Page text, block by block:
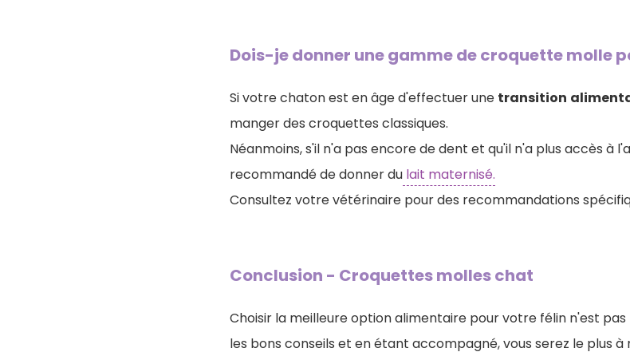
Dois-je donner une gamme de croquette molle
Si votre chaton est en âge d'effectuer une transition
manger des croquettes classiques.
Néanmoins, s'il n'a pas encore de dent et qu'il n'a plus accès à
recommandé de donner du lait maternisé.
Consultez votre vétérinaire pour des recommandations
Conclusion - Croquettes molles chat
Choisir la meilleure option alimentaire pour votre félin n'est
les bons conseils et en étant accompagné, vous serez le plus